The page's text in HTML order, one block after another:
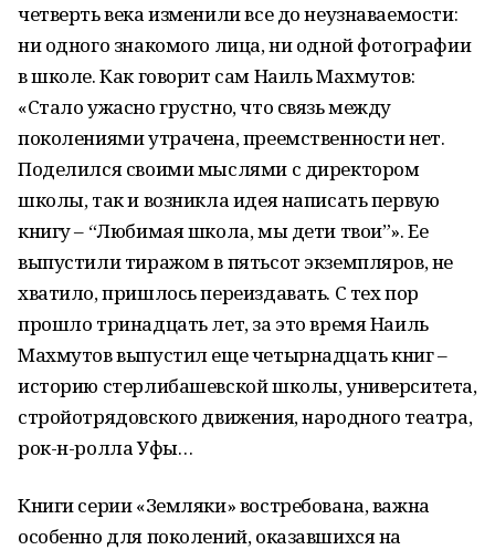
четверть века изменили все до неузнаваемости:
ни одного знакомого лица, ни одной фотографии
в школе. Как говорит сам Наиль Махмутов:
«Стало ужасно грустно, что связь между
поколениями утрачена, преемственности нет.
Поделился своими мыслями с директором
школы, так и возникла идея написать первую
книгу – “Любимая школа, мы дети твои”». Ее
выпустили тиражом в пятьсот экземпляров, не
хватило, пришлось переиздавать. С тех пор
прошло тринадцать лет, за это время Наиль
Махмутов выпустил еще четырнадцать книг –
историю стерлибашевской школы, университета,
стройотрядовского движения, народного театра,
рок-н-ролла Уфы…
Книги серии «Земляки» востребована, важна
особенно для поколений, оказавшихся на